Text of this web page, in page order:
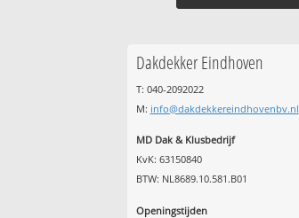
Dakdekker Eindhoven
T: 040-2092022
M: info@dakdekkereindhovenbv.nl
MD Dak & Klusbedrijf
KvK: 63150840
BTW: NL8689.10.581.B01
Openingstijden